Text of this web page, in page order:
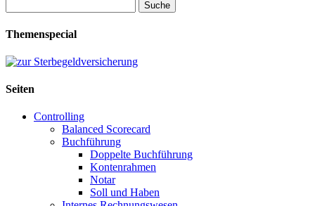
nach:
Themenspecial
Seiten
Controlling
Balanced Scorecard
Buchführung
Doppelte Buchführung
Kontenrahmen
Notar
Soll und Haben